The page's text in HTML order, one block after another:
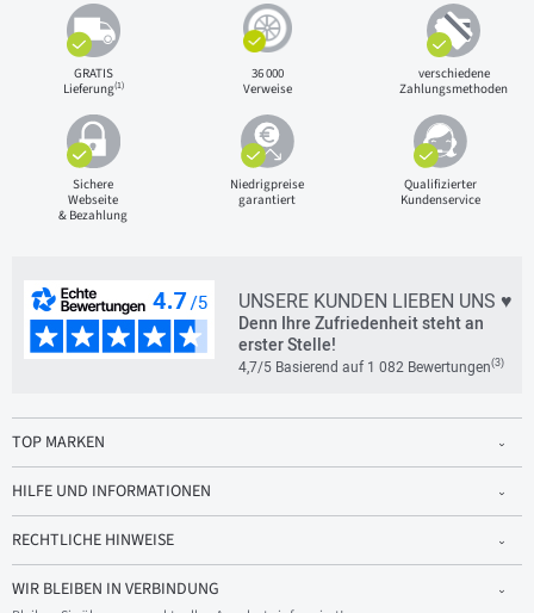
GRATIS
Lieferung(1)
36 000
Verweise
verschiedene
Zahlungsmethoden
Sichere
Webseite
& Bezahlung
Niedrigpreise
garantiert
Qualifizierter
Kundenservice
UNSERE KUNDEN LIEBEN UNS ♥
Denn Ihre Zufriedenheit steht an
erster Stelle!
4,7/5 Basierend auf 1 082 Bewertungen(3)
TOP MARKEN
HILFE UND INFORMATIONEN
RECHTLICHE HINWEISE
WIR BLEIBEN IN VERBINDUNG